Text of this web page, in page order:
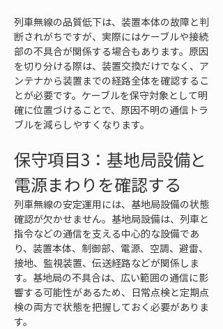
列車無線の品質低下は、装置本体の故障と判
断されがちですが、実際にはケーブルや接続
部の不具合が関係する場合もあります。原因
を切り分ける際は、装置交換だけでなく、ア
ンテナから装置までの経路全体を確認するこ
とが必要です。ケーブルを保守対象として明
確に位置づけることで、原因不明の通信トラ
ブルを減らしやすくなります。
保守項目3：基地局設備と
電源まわりを確認する
列車無線の安定運用には、基地局設備の状態
確認が欠かせません。基地局設備は、列車と
指令などの通信を支える中心的な設備であ
り、装置本体、制御部、電源、空調、避雷、
接地、監視装置、伝送経路などが関係しま
す。基地局の不具合は、広い範囲の通信に影
響する可能性があるため、日常点検と定期点
検の両方で状態を把握しておく必要がありま
す。